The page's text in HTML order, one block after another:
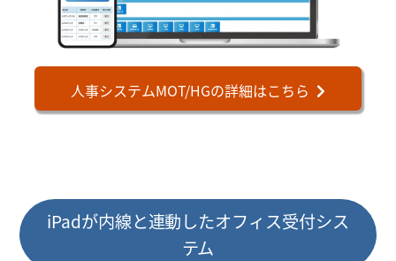
人事システムMOT/HGの詳細はこちら
iPadが内線と連動したオフィス受付シス
テム